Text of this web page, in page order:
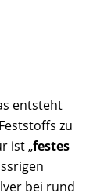
entsteht
zu
ist „festes
bei rund